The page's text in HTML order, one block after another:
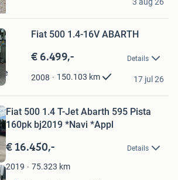
Fiat 500 1.4-16V ABARTH
€ 6.499,- Details
2008 150.103 km 17 jul 26
Fiat 500 1.4 T-Jet Abarth 595 Pista
160pk bj2019 *Navi *Appl
€ 16.450,- Details
2019 75.323 km